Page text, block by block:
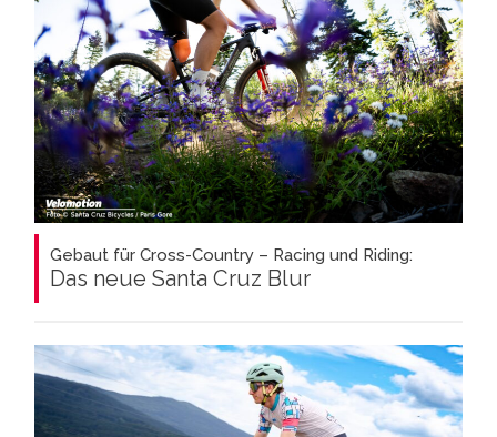
Gebaut für Cross-Country – Racing und Riding:
Das neue Santa Cruz Blur